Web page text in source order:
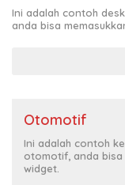
Ini adalah contoh
anda bisa
Otomotif
Ini adalah contoh
otomotif, anda bisa
widget.